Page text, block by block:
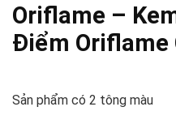
Oriflame –
Điểm Oriflame
Sản phẩm có 2 tông màu